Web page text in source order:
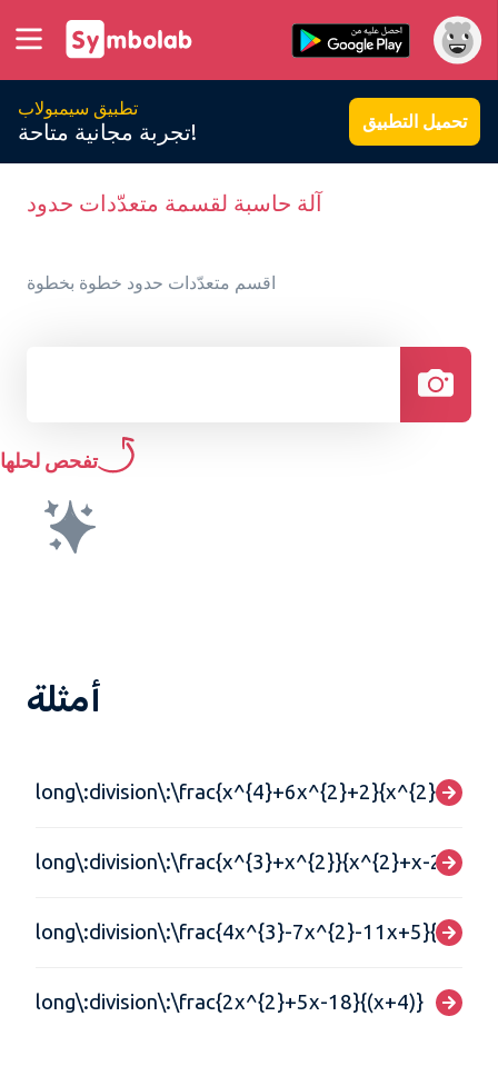
تطبيق سيمبولاب
تجربة مجانية متاحة! تحميل التطبيق
آلة حاسبة لقسمة متعدّدات حدود
اقسم متعدّدات حدود خطوة بخطوة
تفحص لحلها
أمثلة
long\:division\:\frac{x^{4}+6x^{2}+2}{x^{2}+5}
long\:division\:\frac{x^{3}+x^{2}}{x^{2}+x-2}
long\:division\:\frac{4x^{3}-7x^{2}-11x+5}{4x+5}
long\:division\:\frac{2x^{2}+5x-18}{(x+4)}